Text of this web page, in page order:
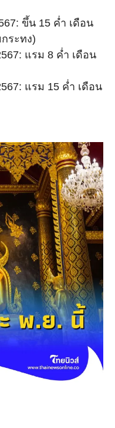
ขึ้น 15 ค่ำ เดือน
กระทง)
แรม 8 ค่ำ เดือน
แรม 15 ค่ำ เดือน